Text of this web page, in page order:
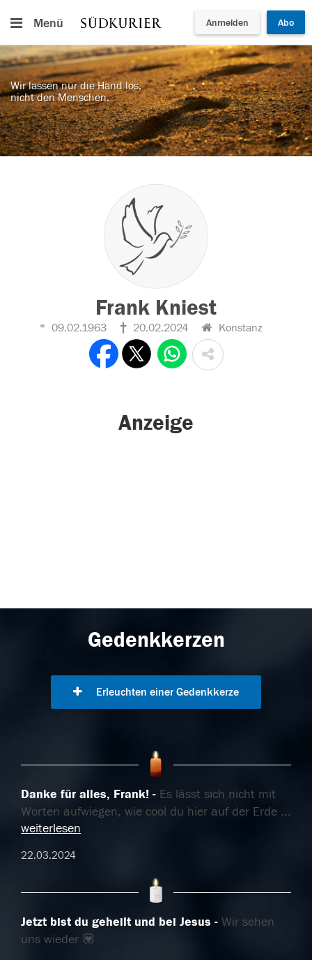
Menü Anmelden Abo
Wir lassen nur die Hand los,
nicht den Menschen.
Frank Kniest
09.02.1963 20.02.2024 Konstanz
Anzeige
Gedenkkerzen
Erleuchten einer Gedenkkerze
Danke für alles, Frank!
Es lässt sich nicht mit
Worten aufwiegen, wie cool du hier auf der Erde ...
weiterlesen
22.03.2024
Jetzt bist du geheilt und bei Jesus
Wir sehen
uns wieder 💟